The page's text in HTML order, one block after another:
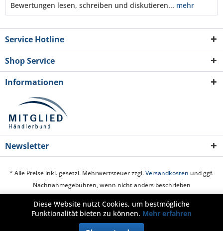
Bewertungen lesen, schreiben und diskutieren... mehr
Service Hotline
Shop Service
Informationen
Newsletter
* Alle Preise inkl. gesetzl. Mehrwertsteuer zzgl.Versandkosten und ggf.
Nachnahmegebühren, wenn nicht anders beschrieben
Cookie-Einstellungen Über uns Hilfe / Support
Kontakt
Widerrufsrecht Datenschutz
Diese Website nutzt Cookies, um bestmögliche
Funktionalität bieten zu können. Mehr erfahren